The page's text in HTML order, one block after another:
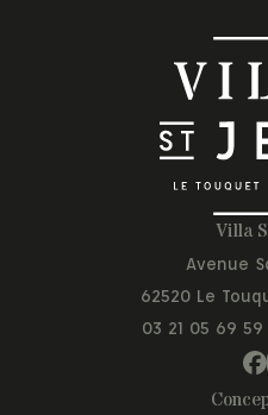
Villa
Avenue
62520 Le
03 21 05 69 59